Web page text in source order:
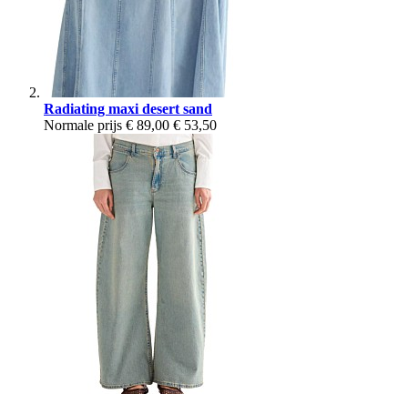
Radiating maxi desert sand
Normale prijs € 89,00 € 53,50